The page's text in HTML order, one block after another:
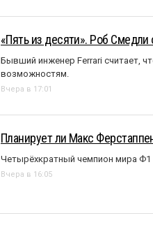
«Пять из десяти». Роб Смедли
Бывший инженер Ferrari считает,
возможностям.
Вчера в 17:01
Планирует ли Макс
Четырёхкратный чемпион мира Ф1
Вчера в 16:05